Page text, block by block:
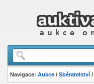
Navigace: Aukce/ Sběratelství/